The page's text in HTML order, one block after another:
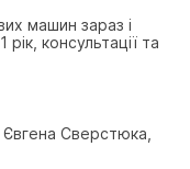
машин зараз і
консультації та
Сверстюка,